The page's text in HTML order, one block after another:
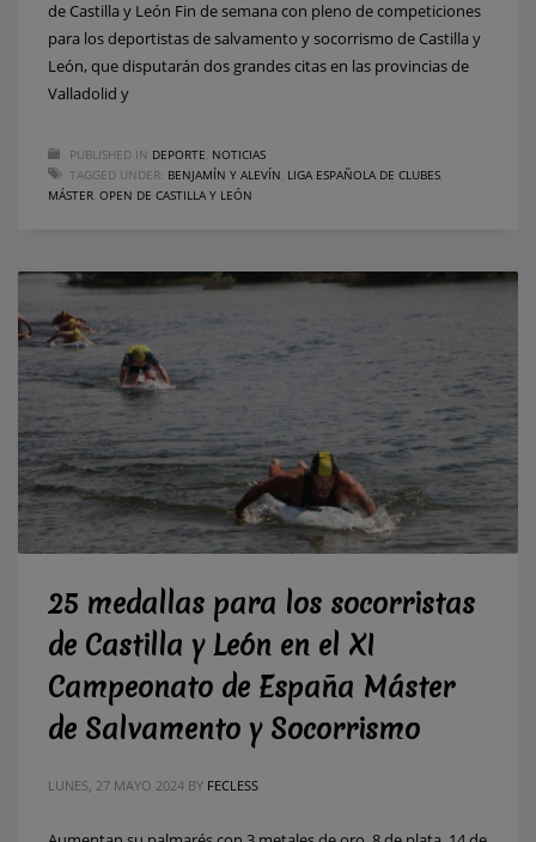
de Castilla y León Fin de semana con pleno de competiciones
para los deportistas de salvamento y socorrismo de Castilla y
León, que disputarán dos grandes citas en las provincias de
Valladolid y
PUBLISHED IN DEPORTE NOTICIAS
TAGGED UNDER: BENJAMÍN Y ALEVÍN LIGA ESPAÑOLA DE CLUBES
MÁSTER OPEN DE CASTILLA Y LEÓN
25 medallas para los socorristas
de Castilla y León en el XI
Campeonato de España Máster
de Salvamento y Socorrismo
LUNES, 27 MAYO 2024 BY FECLESS